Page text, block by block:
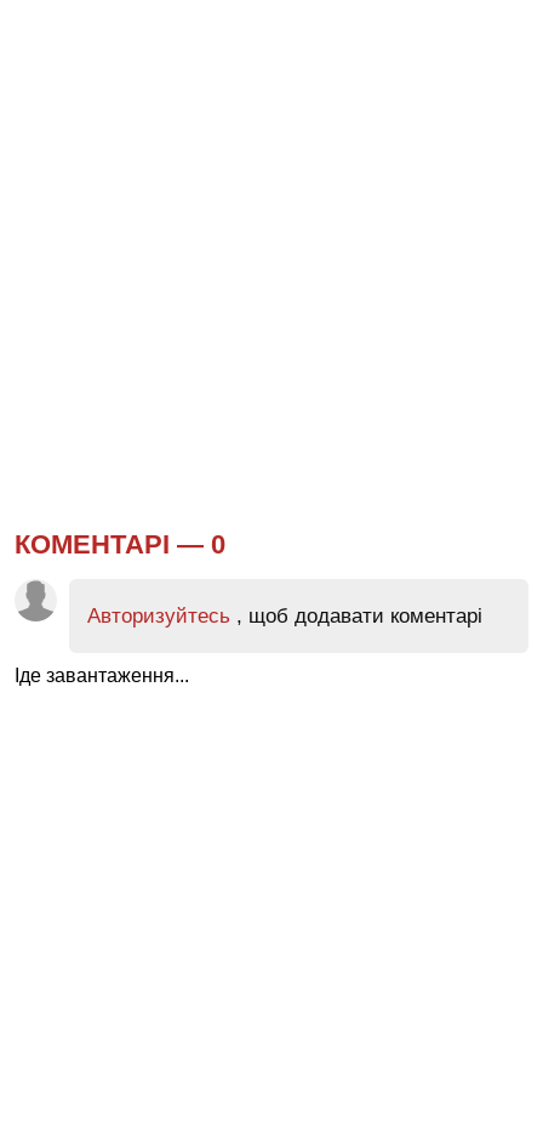
КОМЕНТАРІ — 0
Авторизуйтесь , щоб додавати коментарі
Іде завантаження...